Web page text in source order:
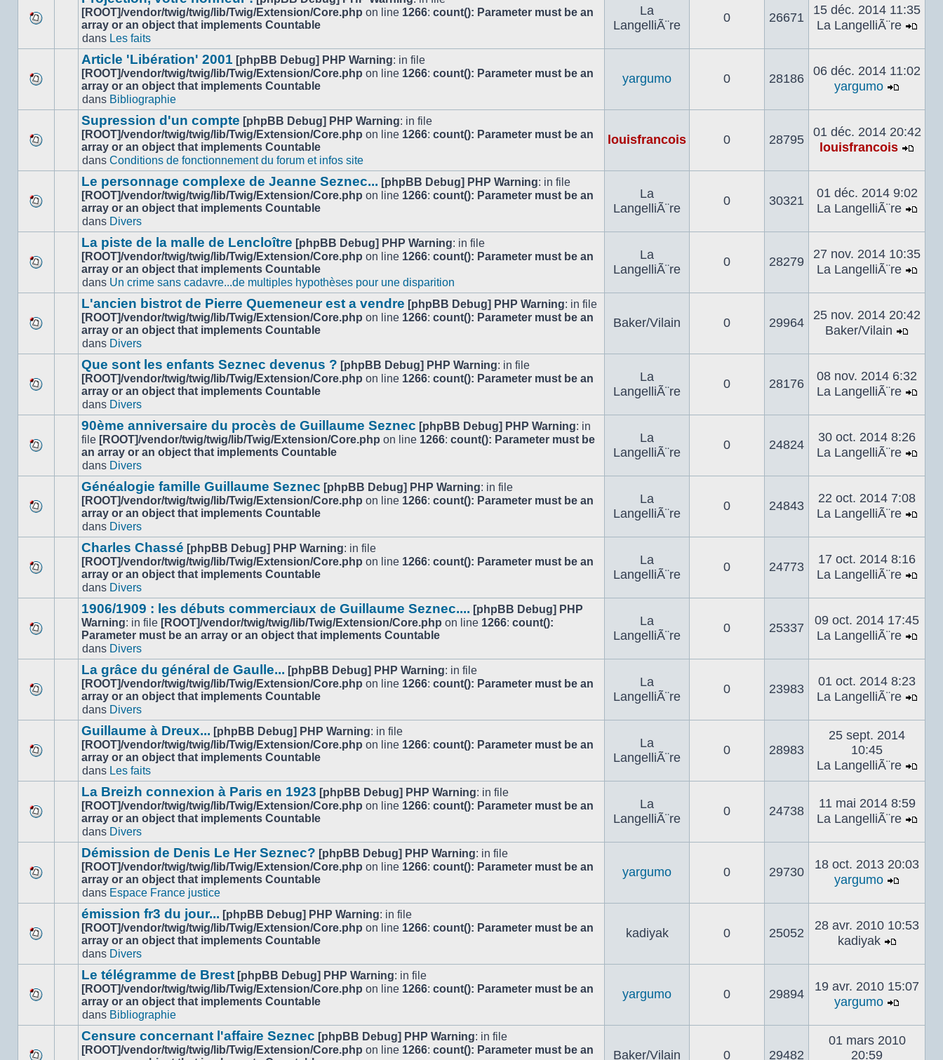
nouveau
message
[ROOT]/vendor/twig/twig/lib/Twig/Extension/Core.php on line 1266: count(): Parameter must be an
array or an object that implements Countable
dans Les faits
La
LangelliÃ¨re
0 26671
15 déc. 2014 11:35
La LangelliÃ¨re
le
nouveau
message
Article 'Libération' 2001 [phpBB Debug] PHP Warning: in file
[ROOT]/vendor/twig/twig/lib/Twig/Extension/Core.php on line 1266: count(): Parameter must be an
array or an object that implements Countable
dans Bibliographie
yargumo 0 28186
06 déc. 2014 11:02
yargumo
le
dernier
nouveau
message
Supression d'un compte [phpBB Debug] PHP Warning: in file
[ROOT]/vendor/twig/twig/lib/Twig/Extension/Core.php on line 1266: count(): Parameter must be an
array or an object that implements Countable
dans Conditions de fonctionnement du forum et infos site
louisfrancois 0 28795
01 déc. 2014 20:42
louisfrancois
le
nouveau
message
Le personnage complexe de Jeanne Seznec... [phpBB Debug] PHP Warning: in file
[ROOT]/vendor/twig/twig/lib/Twig/Extension/Core.php on line 1266: count(): Parameter must be an
array or an object that implements Countable
dans Divers
La
LangelliÃ¨re
0 30321
01 déc. 2014 9:02
La LangelliÃ¨re
le
nouveau
message
La piste de la malle de Lencloître [phpBB Debug] PHP Warning: in file
[ROOT]/vendor/twig/twig/lib/Twig/Extension/Core.php on line 1266: count(): Parameter must be an
array or an object that implements Countable
dans Un crime sans cadavre...de multiples hypothèses pour une disparition
La
LangelliÃ¨re
0 28279
27 nov. 2014 10:35
La LangelliÃ¨re
le
nouveau
message
L'ancien bistrot de Pierre Quemeneur est a vendre [phpBB Debug] PHP Warning: in file
[ROOT]/vendor/twig/twig/lib/Twig/Extension/Core.php on line 1266: count(): Parameter must be an
array or an object that implements Countable
dans Divers
Baker/Vilain 0 29964
25 nov. 2014 20:42
Baker/Vilain
le
nouveau
message
Que sont les enfants Seznec devenus ? [phpBB Debug] PHP Warning: in file
[ROOT]/vendor/twig/twig/lib/Twig/Extension/Core.php on line 1266: count(): Parameter must be an
array or an object that implements Countable
dans Divers
La
LangelliÃ¨re
0 28176
08 nov. 2014 6:32
La LangelliÃ¨re
le
nouveau
message
90ème anniversaire du procès de Guillaume Seznec [phpBB Debug] PHP Warning: in
file [ROOT]/vendor/twig/twig/lib/Twig/Extension/Core.php on line 1266: count(): Parameter must be
an array or an object that implements Countable
dans Divers
La
LangelliÃ¨re
0 24824
30 oct. 2014 8:26
La LangelliÃ¨re
le
nouveau
message
Généalogie famille Guillaume Seznec [phpBB Debug] PHP Warning: in file
[ROOT]/vendor/twig/twig/lib/Twig/Extension/Core.php on line 1266: count(): Parameter must be an
array or an object that implements Countable
dans Divers
La
LangelliÃ¨re
0 24843
22 oct. 2014 7:08
La LangelliÃ¨re
le
nouveau
message
Charles Chassé [phpBB Debug] PHP Warning: in file
[ROOT]/vendor/twig/twig/lib/Twig/Extension/Core.php on line 1266: count(): Parameter must be an
array or an object that implements Countable
dans Divers
La
LangelliÃ¨re
0 24773
17 oct. 2014 8:16
La LangelliÃ¨re
le
nouveau
message
1906/1909 : les débuts commerciaux de Guillaume Seznec.... [phpBB Debug] PHP
Warning: in file [ROOT]/vendor/twig/twig/lib/Twig/Extension/Core.php on line 1266: count():
Parameter must be an array or an object that implements Countable
dans Divers
La
LangelliÃ¨re
0 25337
09 oct. 2014 17:45
La LangelliÃ¨re
le
nouveau
message
La grâce du général de Gaulle... [phpBB Debug] PHP Warning: in file
[ROOT]/vendor/twig/twig/lib/Twig/Extension/Core.php on line 1266: count(): Parameter must be an
array or an object that implements Countable
dans Divers
La
LangelliÃ¨re
0 23983
01 oct. 2014 8:23
La LangelliÃ¨re
le
nouveau
message
Guillaume à Dreux... [phpBB Debug] PHP Warning: in file
[ROOT]/vendor/twig/twig/lib/Twig/Extension/Core.php on line 1266: count(): Parameter must be an
array or an object that implements Countable
dans Les faits
La
LangelliÃ¨re
0 28983
25 sept. 2014
10:45
La LangelliÃ¨re
nouveau
message
La Breizh connexion à Paris en 1923 [phpBB Debug] PHP Warning: in file
[ROOT]/vendor/twig/twig/lib/Twig/Extension/Core.php on line 1266: count(): Parameter must be an
array or an object that implements Countable
dans Divers
La
LangelliÃ¨re
0 24738
11 mai 2014 8:59
La LangelliÃ¨re
le
nouveau
message
Démission de Denis Le Her Seznec? [phpBB Debug] PHP Warning: in file
[ROOT]/vendor/twig/twig/lib/Twig/Extension/Core.php on line 1266: count(): Parameter must be an
array or an object that implements Countable
dans Espace France justice
yargumo 0 29730
18 oct. 2013 20:03
yargumo
le
dernier
nouveau
message
émission fr3 du jour... [phpBB Debug] PHP Warning: in file
[ROOT]/vendor/twig/twig/lib/Twig/Extension/Core.php on line 1266: count(): Parameter must be an
array or an object that implements Countable
dans Divers
kadiyak 0 25052
28 avr. 2010 10:53
kadiyak
le
dernier
nouveau
message
Le télégramme de Brest [phpBB Debug] PHP Warning: in file
[ROOT]/vendor/twig/twig/lib/Twig/Extension/Core.php on line 1266: count(): Parameter must be an
array or an object that implements Countable
dans Bibliographie
yargumo 0 29894
19 avr. 2010 15:07
yargumo
le
dernier
Censure concernant l'affaire Seznec [phpBB Debug] PHP Warning: in file
[ROOT]/vendor/twig/twig/lib/Twig/Extension/Core.php on line 1266: count(): Parameter must be an
Baker/Vilain 0 29482
01 mars 2010
20:59